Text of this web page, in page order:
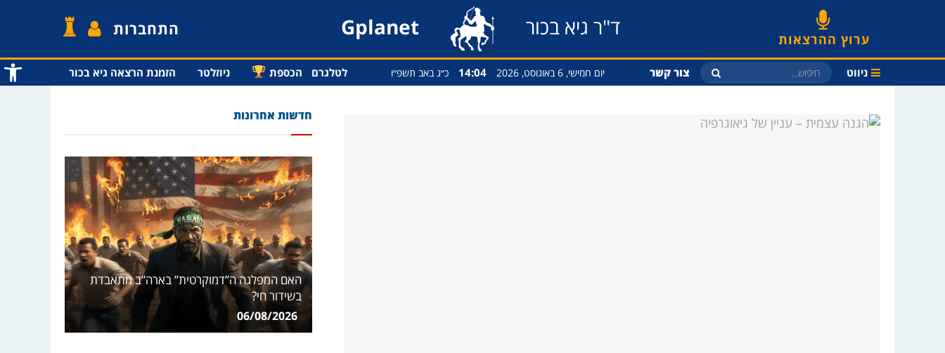
פתח
ערוץ ההרצאות ד"ר גיא בכור Gplanet התחברות
ניווט צור קשר יום חמישי, 6 באוגוסט, 2026 14:04 כ״ג באב תשפ״ו לטלגרם הכספת ניוזלטר הזמנת הרצאה גיא בכור
חדשות אחרונות
האם המפלגה ה”דמוקרטית” בארה”ב מתאבדת
בשידור חי?
06/08/2026